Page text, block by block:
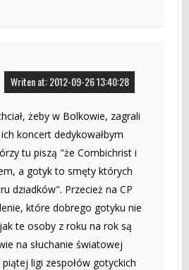
Writen at: 2012-09-26 13:40:28
żeby w Bolkowie, zagrali
koncert dedykowałbym
tu piszą "że Combichrist i
a gotyk to smęty których
dziadków". Przecież na CP
które dobrego gotyku nie
te osoby z roku na rok są
na słuchanie światowej
ligi zespołów gotyckich